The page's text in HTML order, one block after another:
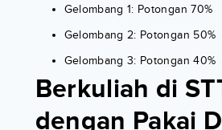
Gelombang 1: Potongan 70%
Gelombang 2: Potongan 50%
Gelombang 3: Potongan 40%
Berkuliah di
dengan Pakai